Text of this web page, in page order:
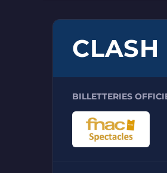
CLASH
BILLETTERIES